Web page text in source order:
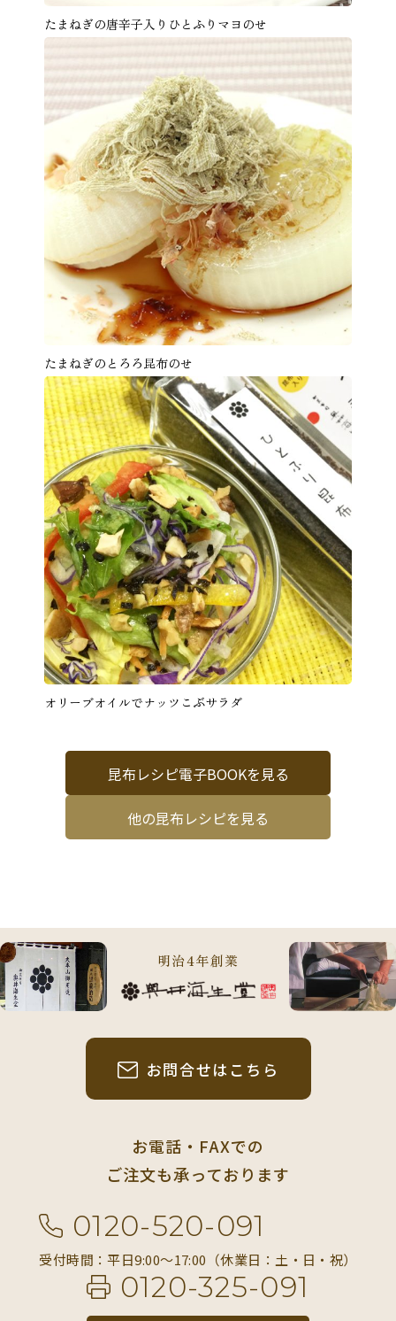
たまねぎの唐辛子入りひとふりマヨのせ
たまねぎのとろろ昆布のせ
オリーブオイルでナッツこぶサラダ
昆布レシピ電子BOOKを見る
他の昆布レシピを見る
明治4年創業
お問合せはこちら
お電話・FAXでの
ご注文も承っております
0120-520-091
受付時間：平日9:00〜17:00（休業日：土・日・祝）
0120-325-091